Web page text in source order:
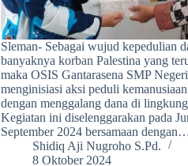
Sleman- Sebagai wujud kepedulian
banyaknya korban Palestina yang
maka OSIS Gantarasena SMP
menginisiasi aksi peduli
dengan menggalang dana di
Kegiatan ini diselenggarakan pada
September 2024 bersamaan
Shidiq Aji Nugroho S.Pd.
8 Oktober 2024